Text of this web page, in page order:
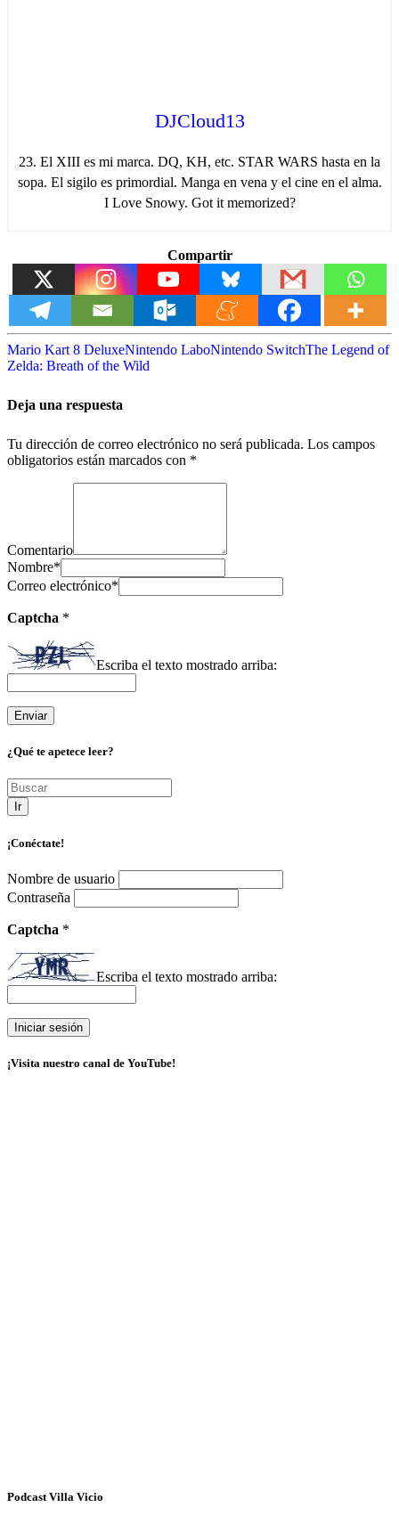
DJCloud13
23. El XIII es mi marca. DQ, KH, etc. STAR WARS hasta en la
sopa. El sigilo es primordial. Manga en vena y el cine en el alma.
I Love Snowy. Got it memorized?
Compartir
Mario Kart 8 DeluxeNintendo LaboNintendo SwitchThe Legend of
Zelda: Breath of the Wild
Deja una respuesta
Tu dirección de correo electrónico no será publicada. Los campos
obligatorios están marcados con *
Comentario
Nombre*
Correo electrónico*
Captcha *
Escriba el texto mostrado arriba:
¿Qué te apetece leer?
Ir
¡Conéctate!
Nombre de usuario
Contraseña
Captcha *
Escriba el texto mostrado arriba:
¡Visita nuestro canal de YouTube!
Podcast Villa Vicio